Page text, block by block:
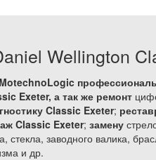
Wellington
Exeter, а так же ремонт
Classic Exeter;
Classic Exeter; замену
стекла, заводного валика,
и др.